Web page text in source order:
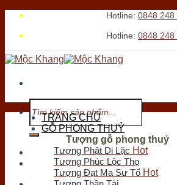
Skip
content
Hotline: 0848 248
Hotline: 0848 248
Tìm
kiếm:
Tới xem cửa hàng
TRANG CHỦ
GỖ PHONG THUỶ
Tượng gỗ phong thuỷ
Tượng Phật Di Lặc
Tượng Phúc Lộc Thọ
Tượng Đạt Ma Sư Tổ